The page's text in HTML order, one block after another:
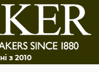
з 2010